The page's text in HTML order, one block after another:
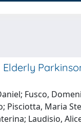
Fusco,
Maria
Laudisio,